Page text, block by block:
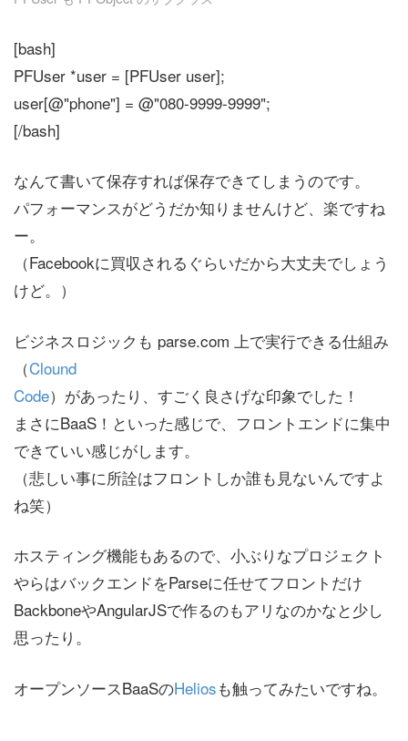
[bash]
PFUser *user = [PFUser user];
user[@"phone"] = @"080-9999-9999";
[/bash]
なんて書いて保存すれば保存できてしまうのです。
パフォーマンスがどうだか知りませんけど、楽ですね
ー。
（Facebookに買収されるぐらいだから大丈夫でしょう
けど。）
ビジネスロジックも parse.com 上で実行できる仕組み
（Clound
Code）があったり、すごく良さげな印象でした！
まさにBaaS！といった感じで、フロントエンドに集中
できていい感じがします。
（悲しい事に所詮はフロントしか誰も見ないんですよ
ね笑）
ホスティング機能もあるので、小ぶりなプロジェクト
やらはバックエンドをParseに任せてフロントだけ
BackboneやAngularJSで作るのもアリなのかなと少し
思ったり。
オープンソースBaaSのHeliosも触ってみたいですね。